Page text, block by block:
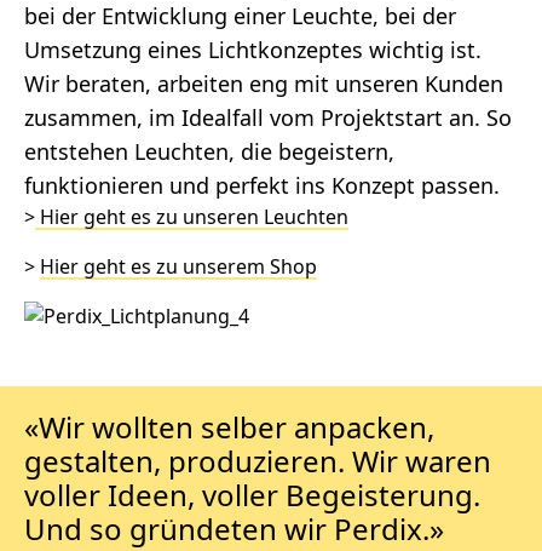
bei der Entwicklung einer Leuchte, bei der
Umsetzung eines Lichtkonzeptes wichtig ist.
Wir beraten, arbeiten eng mit unseren Kunden
zusammen, im Idealfall vom Projektstart an. So
entstehen Leuchten, die begeistern,
funktionieren und perfekt ins Konzept passen.
> Hier geht es zu unseren Leuchten
> Hier geht es zu unserem Shop
«Wir wollten selber anpacken,
gestalten, produzieren. Wir waren
voller Ideen, voller Begeisterung.
Und so gründeten wir Perdix.»